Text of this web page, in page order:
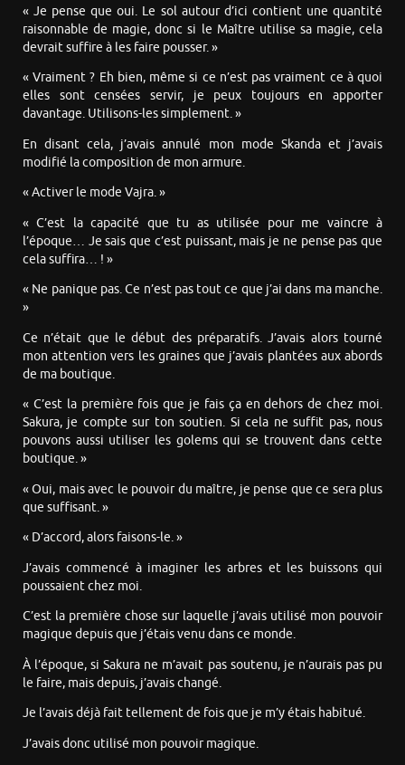
« Je pense que oui. Le sol autour d’ici contient une quantité
raisonnable de magie, donc si le Maître utilise sa magie, cela
devrait suffire à les faire pousser. »
« Vraiment ? Eh bien, même si ce n’est pas vraiment ce à quoi
elles sont censées servir, je peux toujours en apporter
davantage. Utilisons-les simplement. »
En disant cela, j’avais annulé mon mode Skanda et j’avais
modifié la composition de mon armure.
« Activer le mode Vajra. »
« C’est la capacité que tu as utilisée pour me vaincre à
l’époque… Je sais que c’est puissant, mais je ne pense pas que
cela suffira… ! »
« Ne panique pas. Ce n’est pas tout ce que j’ai dans ma manche.
»
Ce n’était que le début des préparatifs. J’avais alors tourné
mon attention vers les graines que j’avais plantées aux abords
de ma boutique.
« C’est la première fois que je fais ça en dehors de chez moi.
Sakura, je compte sur ton soutien. Si cela ne suffit pas, nous
pouvons aussi utiliser les golems qui se trouvent dans cette
boutique. »
« Oui, mais avec le pouvoir du maître, je pense que ce sera plus
que suffisant. »
« D’accord, alors faisons-le. »
J’avais commencé à imaginer les arbres et les buissons qui
poussaient chez moi.
C’est la première chose sur laquelle j’avais utilisé mon pouvoir
magique depuis que j’étais venu dans ce monde.
À l’époque, si Sakura ne m’avait pas soutenu, je n’aurais pas pu
le faire, mais depuis, j’avais changé.
Je l’avais déjà fait tellement de fois que je m’y étais habitué.
J’avais donc utilisé mon pouvoir magique.